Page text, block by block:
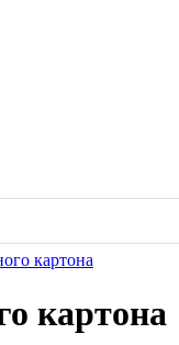
картона
картона